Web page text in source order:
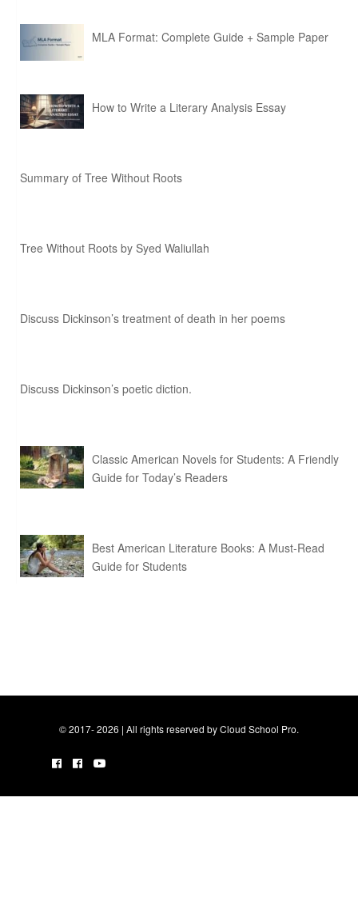
MLA Format: Complete Guide + Sample Paper
How to Write a Literary Analysis Essay
Summary of Tree Without Roots
Tree Without Roots by Syed Waliullah
Discuss Dickinson’s treatment of death in her poems
Discuss Dickinson’s poetic diction.
Classic American Novels for Students: A Friendly
Guide for Today’s Readers
Best American Literature Books: A Must-Read
Guide for Students
© 2017- 2026 | All rights reserved by Cloud School Pro.